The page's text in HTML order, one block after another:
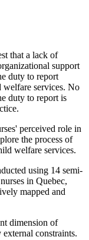
that a lack of
support
duty to report
welfare services. No
duty to report is
perceived role in
the process of
welfare services.
using 14 semi-
in Quebec,
mapped and
dimension of
constraints.